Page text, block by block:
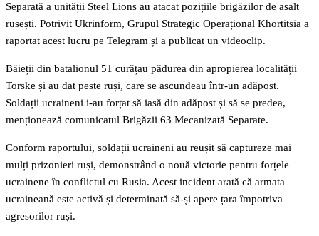
Separată a unității Steel Lions au atacat pozițiile brigăzilor de asalt
rusești. Potrivit Ukrinform, Grupul Strategic Operațional Khortitsia a
raportat acest lucru pe Telegram și a publicat un videoclip.
Băieții din batalionul 51 curățau pădurea din apropierea localității
Torske și au dat peste ruși, care se ascundeau într-un adăpost.
Soldații ucraineni i-au forțat să iasă din adăpost și să se predea,
menționează comunicatul Brigăzii 63 Mecanizată Separate.
Conform raportului, soldații ucraineni au reușit să captureze mai
mulți prizonieri ruși, demonstrând o nouă victorie pentru forțele
ucrainene în conflictul cu Rusia. Acest incident arată că armata
ucraineană este activă și determinată să-și apere țara împotriva
agresorilor ruși.